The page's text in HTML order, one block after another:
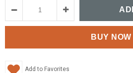
Add to Favorites